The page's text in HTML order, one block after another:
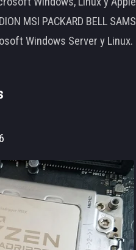
MSI PACKARD BELL
Windows Server y